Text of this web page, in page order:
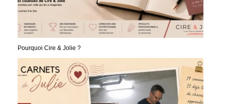
Pourquoi Cire & Jolie ?